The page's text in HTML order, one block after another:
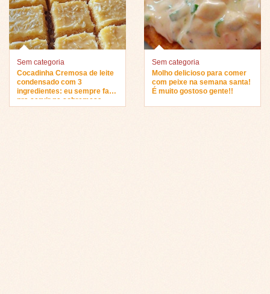
Sem categoria
Cocadinha Cremosa de leite
condensado com 3
ingredientes: eu sempre faço
pra servir na sobremesa…
Sem categoria
Molho delicioso para comer
com peixe na semana santa!
É muito gostoso gente!!